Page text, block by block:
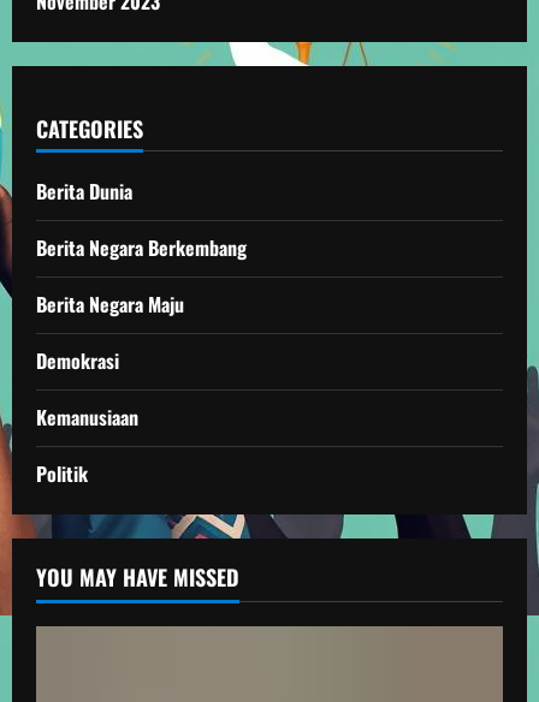
CATEGORIES
Berita Dunia
Berita Negara Berkembang
Berita Negara Maju
Demokrasi
Kemanusiaan
Politik
YOU MAY HAVE MISSED